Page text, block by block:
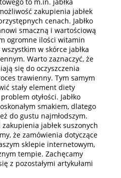
zakupienia jabłek
cenach. Jabłko
smaczną i wartościową
ogromne ilości witamin
w skórce jabłka
Warto zaznaczyć, że
się do oczyszczenia
trawienny. Tym samym
stały element diety
otyłości. Jabłko
smakiem, dlatego
do gustu najmłodszym.
jabłek suszonych
że zamówienia dotyczące
sklepie internetowym,
tempie. Zachęcamy
z pozostałymi artykułami